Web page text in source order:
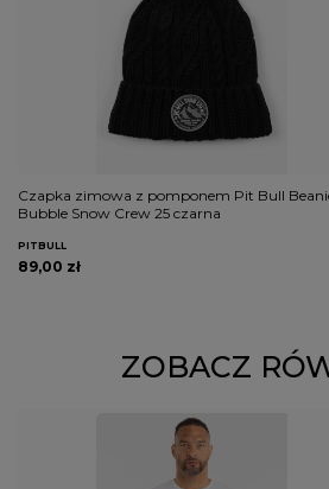
Czapka zimowa z pomponem Pit Bull
Bubble Snow Crew 25 czarna
PITBULL
89,00 zł
ZOBACZ